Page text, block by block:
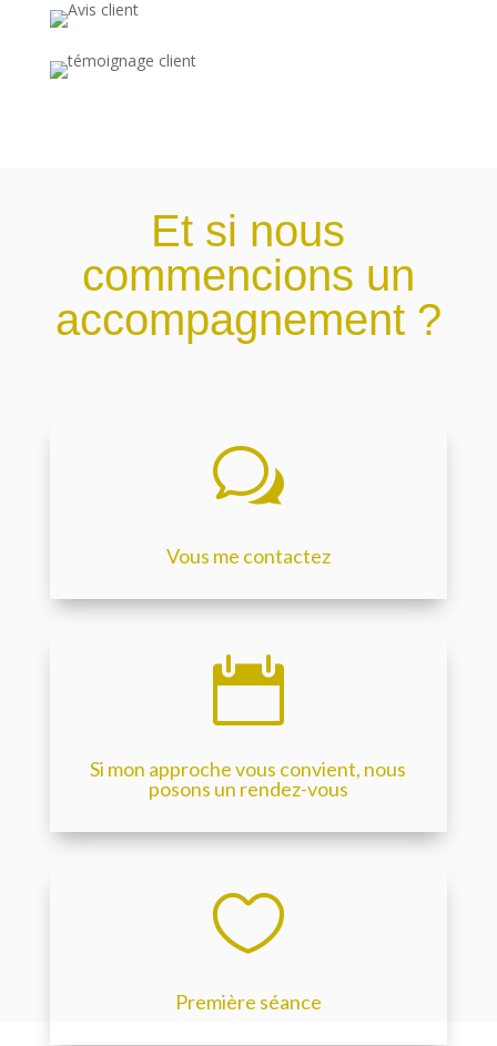
Et si nous
commencions un
accompagnement ?
w
Vous me contactez

Si mon approche vous convient, nous
posons un rendez-vous

Première séance